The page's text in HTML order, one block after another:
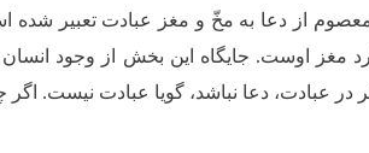
از دعا به مخّ و مغز عبادت تعبیر شده
مغز اوست. جایگاه این بخش از وجود
دعا نباشد، گویا عبادت نیست. اگر